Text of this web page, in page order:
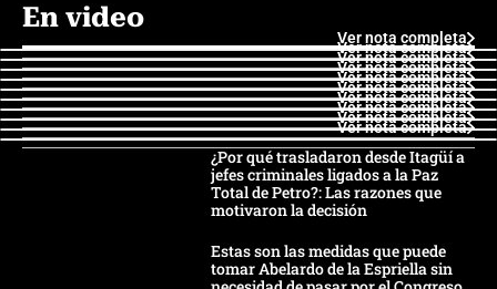
En video
Ver nota completa
Ver nota completa
Ver nota completa
Ver nota completa
Ver nota completa
Ver nota completa
Ver nota completa
Ver nota completa
Ver nota completa
Ver nota completa
¿Por qué trasladaron desde Itagüí a
jefes criminales ligados a la Paz
Total de Petro?: Las razones que
motivaron la decisión
Estas son las medidas que puede
tomar Abelardo de la Espriella sin